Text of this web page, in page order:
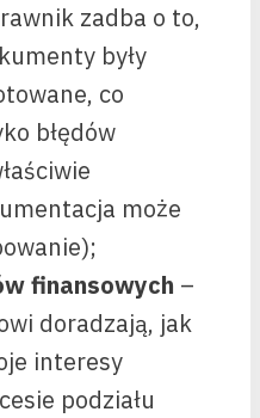
zadba o to,
były
co
błędów
może
finansowych –
doradzają, jak
interesy
podziału